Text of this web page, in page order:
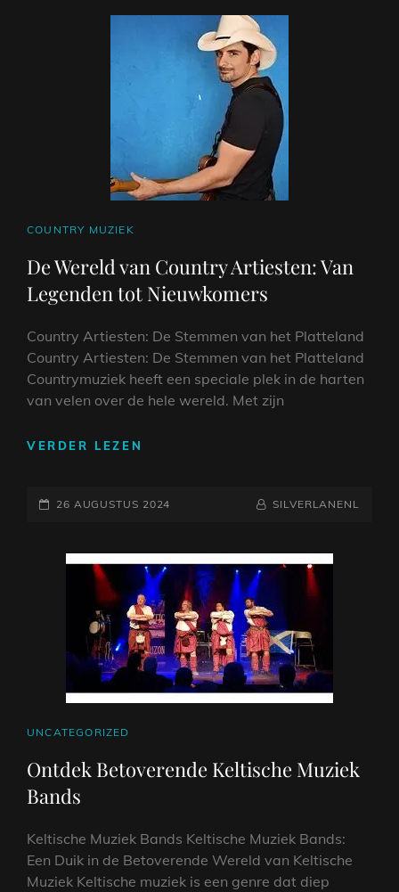
SNAARINSTRUMENT
VERKENNEN
CAT
COUNTRY MUZIEK
De Wereld van Country Artiesten: Van
Legenden tot Nieuwkomers
Country Artiesten: De Stemmen van het Platteland
Country Artiesten: De Stemmen van het Platteland
Countrymuziek heeft een speciale plek in de harten
van velen over de hele wereld. Met zijn
VERDER LEZEN
COUNTRY
LEGENDEN
TOT
NIEUWKOMERS
GEPLAATST
26 AUGUSTUS 2024 NAAMREGEL
BYLINE
SILVERLANENL
CAT
UNCATEGORIZED
Ontdek Betoverende Keltische Muziek
Bands
Keltische Muziek Bands Keltische Muziek Bands:
Een Duik in de Betoverende Wereld van Keltische
Muziek Keltische muziek is een genre dat diep